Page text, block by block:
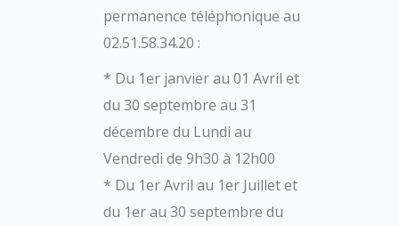
permanence téléphonique au
02.51.58.34.20 :
* Du 1er janvier au 01 Avril et
du 30 septembre au 31
décembre du Lundi au
Vendredi de 9h30 à 12h00
* Du 1er Avril au 1er Juillet et
du 1er au 30 septembre du